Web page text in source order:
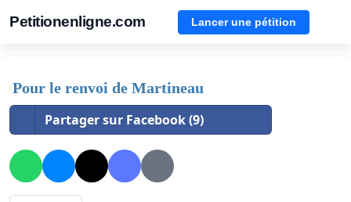
Petitionenligne.com Lancer une pétition
Pour le renvoi de Martineau
Partager sur Facebook (9)